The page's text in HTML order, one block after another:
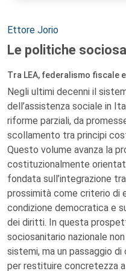
Autori:
Ettore Jorio
Le politiche
Tra LEA, federalismo fiscale
Negli ultimi decenni il
dell’assistenza sociale in
riforme parziali, da
scollamento tra principi
Questo volume avanza la
costituzionalmente
fondata sull’integrazione
prossimità come criterio di
condizione democratica e
dei diritti. In questa
sociosanitario nazionale
sistemi, ma un passaggio
per restituire concretezza